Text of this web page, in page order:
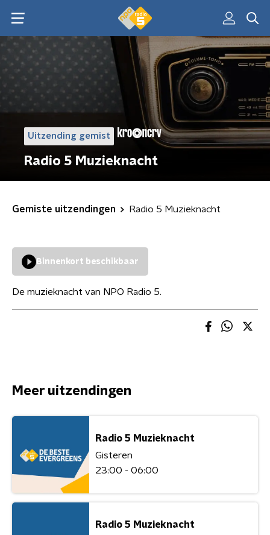
Uitzending gemist
Radio 5 Muzieknacht
Gemiste uitzendingen Radio 5 Muzieknacht
Binnenkort beschikbaar
De muzieknacht van NPO Radio 5.
Meer uitzendingen
Radio 5 Muzieknacht
Gisteren
23:00 - 06:00
Radio 5 Muzieknacht